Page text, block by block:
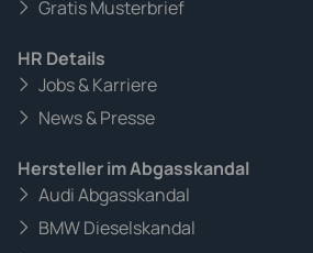
Gratis Musterbrief
HR Details
Jobs & Karriere
News & Presse
Hersteller im Abgasskandal
Audi Abgasskandal
BMW Dieselskandal